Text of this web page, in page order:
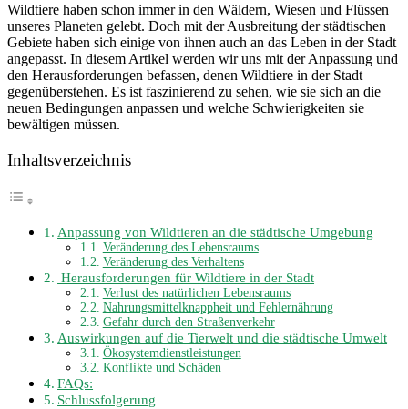
Wildtiere haben schon immer in den Wäldern, Wiesen und Flüssen
unseres Planeten gelebt. Doch mit der Ausbreitung der städtischen
Gebiete haben sich einige von ihnen auch an das Leben in der Stadt
angepasst. In diesem Artikel werden wir uns mit der Anpassung und
den Herausforderungen befassen, denen Wildtiere in der Stadt
gegenüberstehen. Es ist faszinierend zu sehen, wie sie sich an die
neuen Bedingungen anpassen und welche Schwierigkeiten sie
bewältigen müssen.
Inhaltsverzeichnis
Anpassung von Wildtieren an die städtische Umgebung
Veränderung des Lebensraums
Veränderung des Verhaltens
Herausforderungen für Wildtiere in der Stadt
Verlust des natürlichen Lebensraums
Nahrungsmittelknappheit und Fehlernährung
Gefahr durch den Straßenverkehr
Auswirkungen auf die Tierwelt und die städtische Umwelt
Ökosystemdienstleistungen
Konflikte und Schäden
FAQs:
Schlussfolgerung